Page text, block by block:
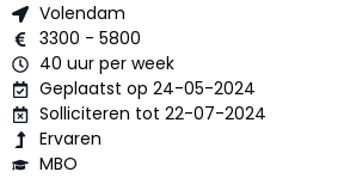
Volendam
3300 - 5800
40 uur per week
Geplaatst op 24-05-2024
Solliciteren tot 22-07-2024
Ervaren
MBO